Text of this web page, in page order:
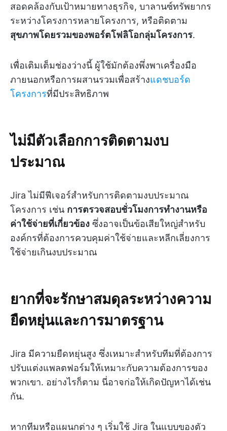
สอดคล้องกับเป้าหมายทางธุรกิจ, บาลานซ์ทรัพยากร
ระหว่างโครงการหลายโครงการ, หรือติดตาม
สุขภาพโดยรวมของพอร์ตโฟลิโอกลุ่มโครงการ.
เพื่อเติมเต็มช่องว่างนี้ ผู้ใช้มักต้องพึ่งพาเครื่องมือ
ภายนอกหรือการผสานรวมเพื่อสร้างแดชบอร์ด
โครงการที่มีประสิทธิภาพ
ไม่มีตัวเลือกการติดตามงบ
ประมาณ
Jira ไม่มีฟีเจอร์สำหรับการติดตามงบประมาณ
โครงการ เช่น การตรวจสอบชั่วโมงการทำงานหรือ
ค่าใช้จ่ายที่เกี่ยวข้อง ซึ่งอาจเป็นข้อเสียใหญ่สำหรับ
องค์กรที่ต้องการควบคุมค่าใช้จ่ายและหลีกเลี่ยงการ
ใช้จ่ายเกินงบประมาณ
ยากที่จะรักษาสมดุลระหว่างความ
ยืดหยุ่นและการมาตรฐาน
Jira มีความยืดหยุ่นสูง ซึ่งเหมาะสำหรับทีมที่ต้องการ
ปรับแต่งแพลตฟอร์มให้เหมาะกับความต้องการของ
พวกเขา. อย่างไรก็ตาม นี่อาจก่อให้เกิดปัญหาได้เช่น
กัน.
หากทีมหรือแผนกต่าง ๆ เริ่มใช้ Jira ในแบบของตัว